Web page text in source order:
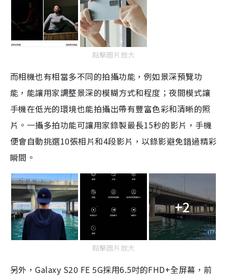
點擊圖片放大
而相機也有相當多不同的拍攝功能，例如景深預覽功
能，能讓用家調整景深的模糊方式和程度；夜間模式讓
手機在低光的環境也能拍攝出帶有豐富色彩和清晰的照
片。一攝多拍功能可讓用家錄製最長15秒的影片，手機
便會自動挑選10張相片和4段影片，以錄影避免錯過精彩
瞬間。
+2
點擊圖片放大
另外，Galaxy S20 FE 5G採用6.5吋的FHD+全屏幕，前